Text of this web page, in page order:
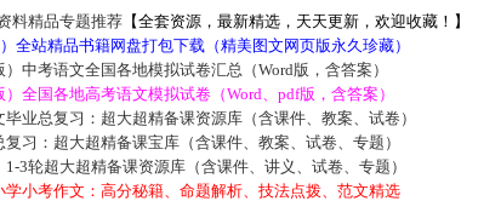
料精品专题推荐【全套资源，最新精选，天天更新，欢迎收藏！】
全站精品书籍网盘打包下载（精美图文网页版永久珍藏）
）中考语文全国各地模拟试卷汇总（Word版，含答案）
）全国各地高考语文模拟试卷（Word、pdf版，含答案）
毕业总复习：超大超精备课资源库（含课件、教案、试卷）
复习：超大超精备课宝库（含课件、教案、试卷、专题）
1-3轮超大超精备课资源库（含课件、讲义、试卷、专题）
学小考作文：高分秘籍、命题解析、技法点拨、范文精选